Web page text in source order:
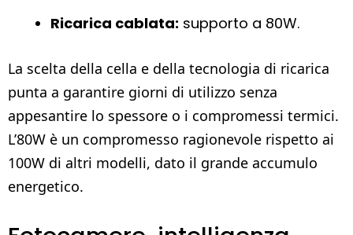
Ricarica cablata: supporto a 80W.
La scelta della cella e della tecnologia di ricarica
punta a garantire giorni di utilizzo senza
appesantire lo spessore o i compromessi termici.
L’80W è un compromesso ragionevole rispetto ai
100W di altri modelli, dato il grande accumulo
energetico.